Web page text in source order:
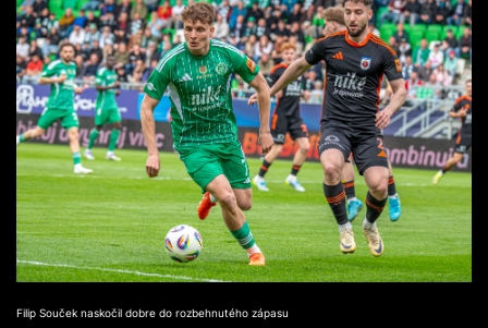
Filip Souček naskočil dobre do rozbehnutého zápasu